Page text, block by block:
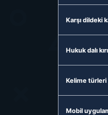
Karşı dildeki
Hukuk dalı
Kelime türleri
Mobil